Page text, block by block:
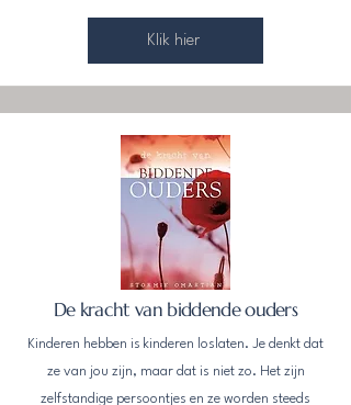
Klik hier
De kracht van biddende ouders
Kinderen hebben is kinderen loslaten. Je denkt dat
ze van jou zijn, maar dat is niet zo. Het zijn
zelfstandige persoontjes en ze worden steeds